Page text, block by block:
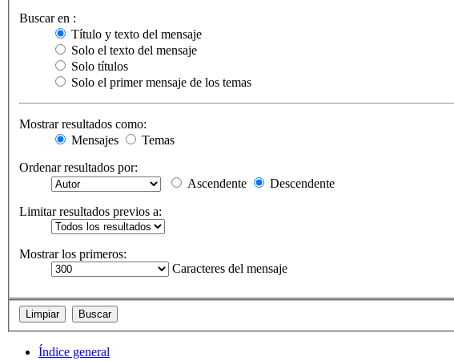
Buscar en :
Título y texto del mensaje
Solo el texto del mensaje
Solo títulos
Solo el primer mensaje de los temas
Mostrar resultados como:
Mensajes
Temas
Ordenar resultados por:
Ascendente
Descendente
Limitar resultados previos a:
Mostrar los primeros:
Caracteres del mensaje
Índice general